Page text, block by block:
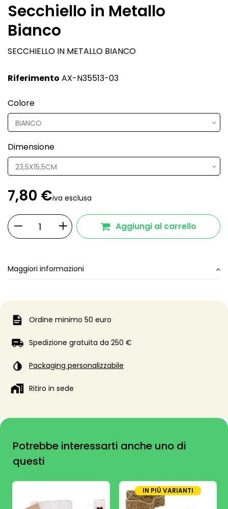
Secchiello in Metallo
Bianco
SECCHIELLO IN METALLO BIANCO
Riferimento AX-N35513-03
Colore
Dimensione
7,80 €iva esclusa
Aggiungi al carrello
Maggiori informazioni
Ordine minimo 50 euro
Spedizione gratuita da 250 €
Packaging personalizzabile
Ritiro in sede
Potrebbe interessarti anche uno di
questi
IN PIÙ VARIANTI